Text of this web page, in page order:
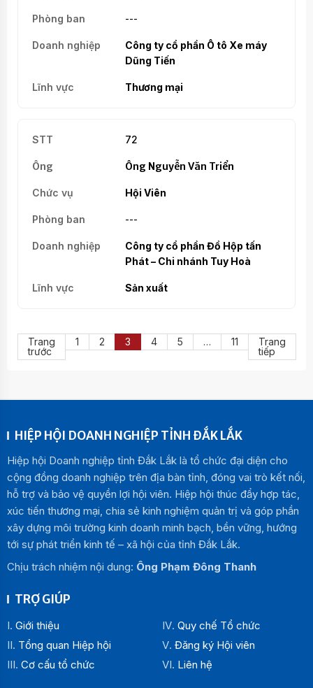
---
Công ty cổ phần Ô tô Xe máy
Dũng Tiến
Thương mại
72
Ông Nguyễn Văn Triển
Hội Viên
---
Công ty cổ phần Đồ Hộp tấn
Phát – Chi nhánh Tuy Hoà
Sản xuất
Trang
trước
1 2 3 4 5 … 11
Trang
tiếp
HIỆP HỘI DOANH NGHIỆP TỈNH ĐẮK LẮK
Hiệp hội Doanh nghiệp tỉnh Đắk Lắk là tổ chức đại diện cho
cộng đồng doanh nghiệp trên địa bàn tỉnh, đóng vai trò kết nối,
hỗ trợ và bảo vệ quyền lợi hội viên. Hiệp hội thúc đẩy hợp tác,
xúc tiến thương mại, chia sẻ kinh nghiệm quản trị và góp phần
xây dựng môi trường kinh doanh minh bạch, bền vững, hướng
tới sự phát triển kinh tế – xã hội của tỉnh Đắk Lắk.
Chịu trách nhiệm nội dung: Ông Phạm Đông Thanh
TRỢ GIÚP
Giới thiệu
Tổng quan Hiệp hội
Cơ cấu tổ chức
Quy chế Tổ chức
Đăng ký Hội viên
Liên hệ